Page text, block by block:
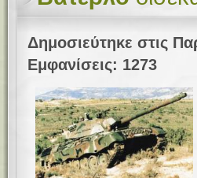
Δημοσιεύτηκε στις
Εμφανίσεις: 1273